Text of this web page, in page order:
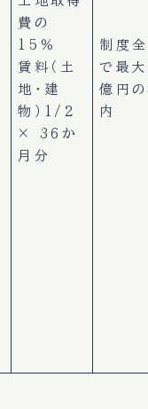
費の
15％
賃料（土
地・建
物）1/2
× 36か
月分
制度
で最大
億円の
内